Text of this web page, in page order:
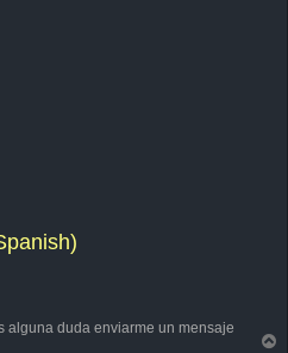
alguna duda enviarme un mensaje